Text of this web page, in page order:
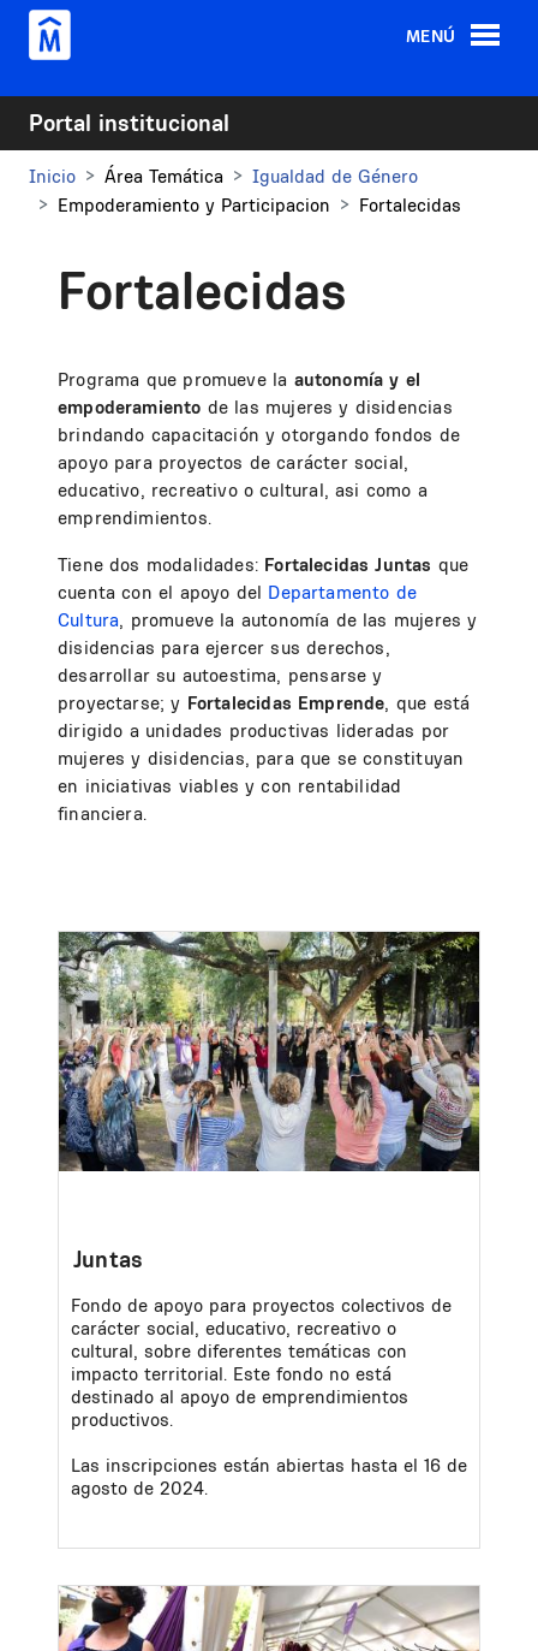
Pasar al contenido principal
MENÚ
Portal institucional
Inicio Área Temática
Igualdad de Género
Empoderamiento y Participacion
Fortalecidas
Fortalecidas
Programa que promueve la autonomía y el
empoderamiento de las mujeres y disidencias
brindando capacitación y otorgando fondos de
apoyo para proyectos de carácter social,
educativo, recreativo o cultural, asi como a
emprendimientos.
Tiene dos modalidades: Fortalecidas Juntas que
cuenta con el apoyo del Departamento de
Cultura, promueve la autonomía de las mujeres y
disidencias para ejercer sus derechos,
desarrollar su autoestima, pensarse y
proyectarse; y Fortalecidas Emprende, que está
dirigido a unidades productivas lideradas por
mujeres y disidencias, para que se constituyan
en iniciativas viables y con rentabilidad
financiera.
Image
Juntas
Fondo de apoyo para proyectos colectivos de
carácter social, educativo, recreativo o
cultural, sobre diferentes temáticas con
impacto territorial. Este fondo no está
destinado al apoyo de emprendimientos
productivos.
Las inscripciones están abiertas hasta el 16 de
agosto de 2024.
Image